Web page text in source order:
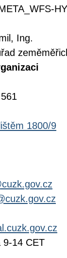
Ing.
1800/9
9-14 CET